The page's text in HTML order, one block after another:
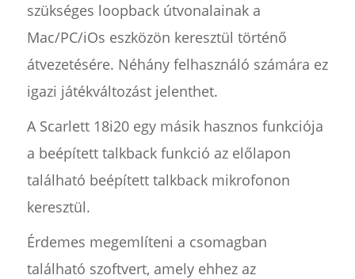
szükséges loopback útvonalainak a
Mac/PC/iOs eszközön keresztül történő
átvezetésére. Néhány felhasználó számára ez
igazi játékváltozást jelenthet.
A Scarlett 18i20 egy másik hasznos funkciója
a beépített talkback funkció az előlapon
található beépített talkback mikrofonon
keresztül.
Érdemes megemlíteni a csomagban
található szoftvert, amely ehhez az